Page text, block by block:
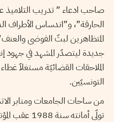
صاحب ادعاء ” تدريب التلاميذ
الحارقة”، و”اندساس الأطراف
المتظاهرين لبثّ الفوضى
جديدة ليتصدّر المشهد في جهود
الملاحقات القضائيّة مستغلاّ غطاء
التونسيّين.
من ساحات الجامعات ومنابر
تولّى أمانته سنة 1988 عقب المؤتمر 18 الخارق للعادة، انتقل